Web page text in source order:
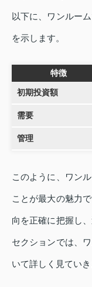
以下に、ワンルー
を示します。
特徴
初期投資額
需要
管理
このように、ワン
ことが最大の魅力
向を正確に把握し
セクションでは、
いて詳しく見ていき